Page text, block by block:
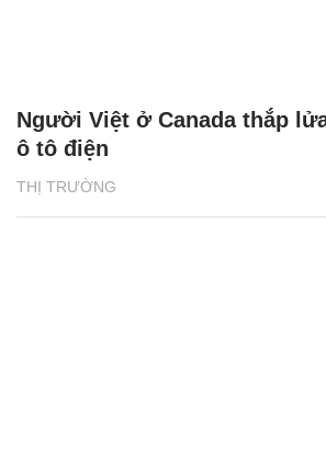
THỊ TRƯỜNG
Người Việt ở Canada thắp
ô tô điện